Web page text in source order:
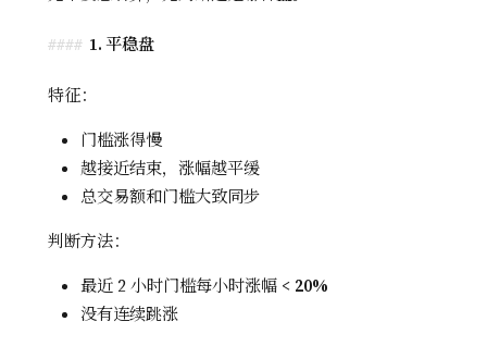
1. 平稳盘
特征：
门槛涨得慢
越接近结束，涨幅越平缓
总交易额和门槛大致同步
判断方法：
最近 2 小时门槛每小时涨幅 < 20%
没有连续跳涨